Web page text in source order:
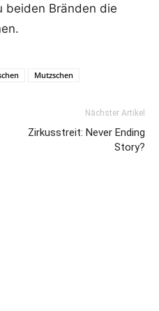
beiden Bränden die
Mutzschen
Nächster Artikel
Zirkusstreit: Never Ending
Story?